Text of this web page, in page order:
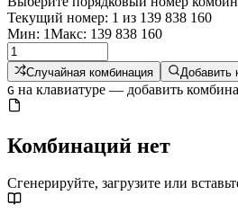
Текущий номер: 1 из 139 838 160
Мин: 1Макс: 139 838 160
Случайная комбинация
Добавить
G на клавиатуре — добавить
Комбинаций нет
Cгенерируйте, загрузите или